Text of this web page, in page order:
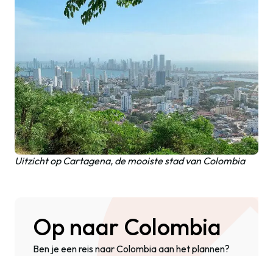
Uitzicht op Cartagena, de mooiste stad van Colombia
Op naar Colombia
Ben je een reis naar Colombia aan het plannen?